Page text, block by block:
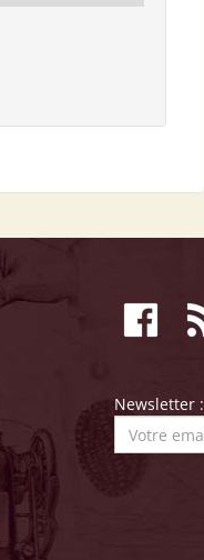
Newsletter :